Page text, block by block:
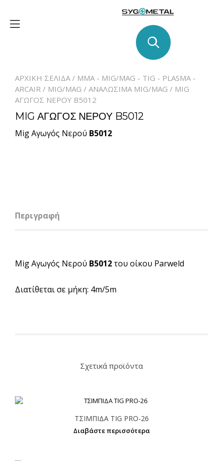
contentToggle
ΑΡΧΙΚΉ ΣΕΛΊΔΑ/ MMA - MIG/MAG - TIG - PLASMA -
ARCAIR / MIG/MAG / ΑΝΑΛΩΣΙΜΑ MIG/MAG / MIG
ΑΓΩΓΟΣ ΝΕΡΟΥ B5012
MIG ΑΓΩΓΟΣ ΝΕΡΟΥ B5012
Mig Αγωγός Νερού B5012
Περιγραφή
Mig Αγωγός Νερού B5012του οίκου Parweld
Διατίθεται σε μήκη: 4m/5m
Σχετικά προϊόντα
ΤΣΙΜΠΙΔΑ TIG PRO-26
Διαβάστε περισσότερα